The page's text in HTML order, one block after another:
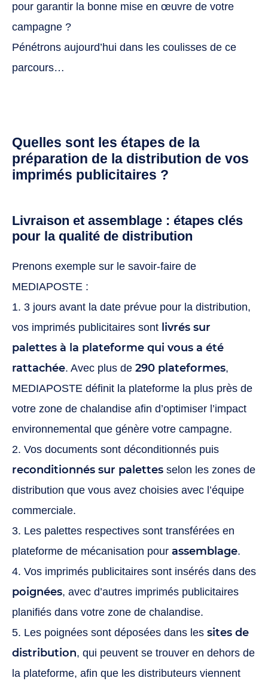
pour garantir la bonne mise en œuvre de votre
campagne ?
Pénétrons aujourd’hui dans les coulisses de ce
parcours…
Quelles sont les étapes de la
préparation de la distribution de vos
imprimés publicitaires ?
Livraison et assemblage : étapes clés
pour la qualité de distribution
Prenons exemple sur le savoir-faire de
MEDIAPOSTE :
1. 3 jours avant la date prévue pour la distribution,
vos imprimés publicitaires sont livrés sur
palettes à la plateforme qui vous a été
rattachée. Avec plus de 290 plateformes,
MEDIAPOSTE définit la plateforme la plus près de
votre zone de chalandise afin d’optimiser l’impact
environnemental que génère votre campagne.
2. Vos documents sont déconditionnés puis
reconditionnés sur palettes selon les zones de
distribution que vous avez choisies avec l’équipe
commerciale.
3. Les palettes respectives sont transférées en
plateforme de mécanisation pour assemblage.
4. Vos imprimés publicitaires sont insérés dans des
poignées, avec d’autres imprimés publicitaires
planifiés dans votre zone de chalandise.
5. Les poignées sont déposées dans les sites de
distribution, qui peuvent se trouver en dehors de
la plateforme, afin que les distributeurs viennent